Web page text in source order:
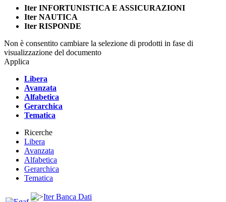
Iter INFORTUNISTICA E ASSICURAZIONI
Iter NAUTICA
Iter RISPONDE
Non è consentito cambiare la selezione di prodotti in fase di
visualizzazione del documento
Applica
Libera
Avanzata
Alfabetica
Gerarchica
Tematica
Ricerche
Libera
Avanzata
Alfabetica
Gerarchica
Tematica
Iter Banca Dati